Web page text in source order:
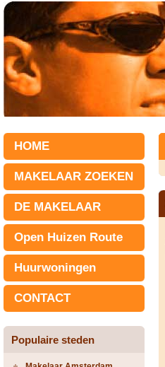
HOME
MAKELAAR ZOEKEN
DE MAKELAAR
Open Huizen Route
Huurwoningen
CONTACT
Populaire steden